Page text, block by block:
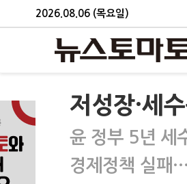
2026.08.06 (목요일)
저성장·세
윤 정부 5년 세
경제정책 실패